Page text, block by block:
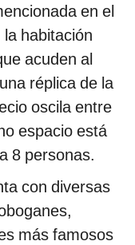
en el
la habitación
acuden al
réplica de la
oscila entre
espacio está
8 personas.
con diversas
más famosos